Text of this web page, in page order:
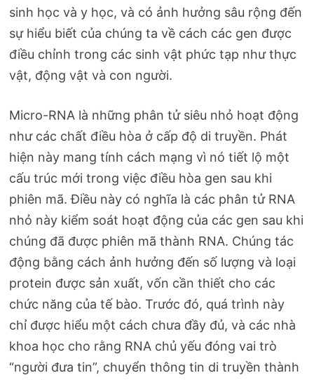
sinh học và y học, và có ảnh hưởng sâu rộng đến
sự hiểu biết của chúng ta về cách các gen được
điều chỉnh trong các sinh vật phức tạp như thực
vật, động vật và con người.
Micro-RNA là những phân tử siêu nhỏ hoạt động
như các chất điều hòa ở cấp độ di truyền. Phát
hiện này mang tính cách mạng vì nó tiết lộ một
cấu trúc mới trong việc điều hòa gen sau khi
phiên mã. Điều này có nghĩa là các phân tử RNA
nhỏ này kiểm soát hoạt động của các gen sau khi
chúng đã được phiên mã thành RNA. Chúng tác
động bằng cách ảnh hưởng đến số lượng và loại
protein được sản xuất, vốn cần thiết cho các
chức năng của tế bào. Trước đó, quá trình này
chỉ được hiểu một cách chưa đầy đủ, và các nhà
khoa học cho rằng RNA chủ yếu đóng vai trò
“người đưa tin”, chuyển thông tin di truyền thành